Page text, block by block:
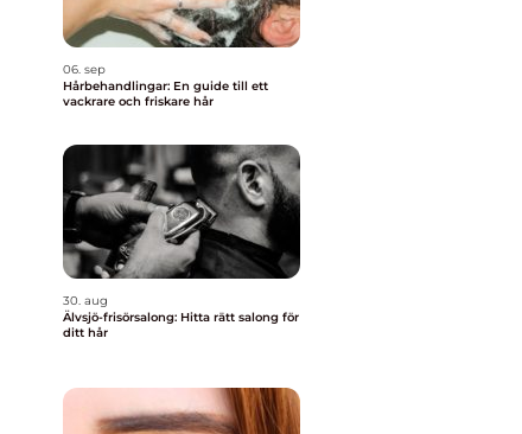
06. sep
Hårbehandlingar: En guide till ett
vackrare och friskare hår
30. aug
Älvsjö-frisörsalong: Hitta rätt salong för
ditt hår